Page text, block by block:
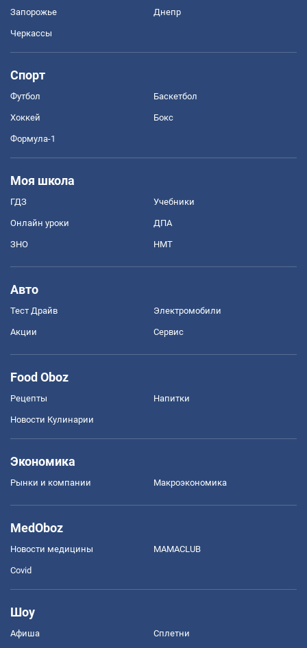
Запорожье Днепр
Черкассы
Спорт
Футбол Баскетбол
Хоккей Бокс
Формула-1
Моя школа
ГДЗ Учебники
Онлайн уроки ДПА
ЗНО НМТ
Авто
Тест Драйв Электромобили
Акции Сервис
Food Oboz
Рецепты Напитки
Новости Кулинарии
Экономика
Рынки и компании Mакроэкономика
MedOboz
Новости медицины MAMACLUB
Covid
Шоу
Афиша Сплетни